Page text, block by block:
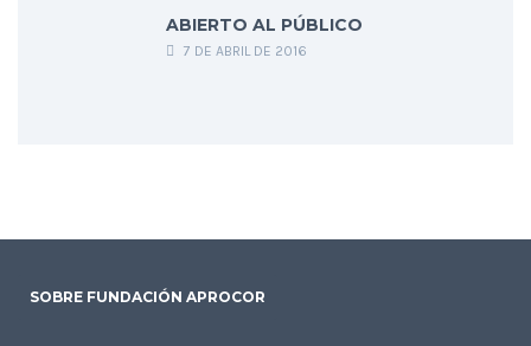
ABIERTO AL PÚBLICO
7 DE ABRIL DE 2016
SOBRE FUNDACIÓN APROCOR